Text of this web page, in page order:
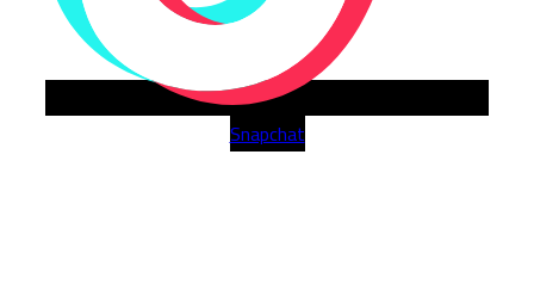
Snapchat